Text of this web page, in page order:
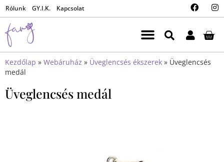
Rólunk GY.I.K. Kapcsolat
Kezdőlap » Webáruház » Üveglencsés ékszerek » Üveglencsés
medál
Üveglencsés medál